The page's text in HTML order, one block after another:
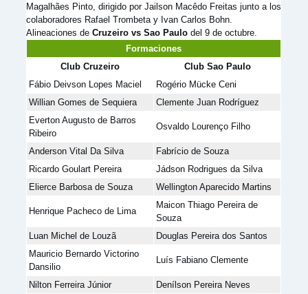
Magalhães Pinto, dirigido por Jailson Macêdo Freitas junto a los
colaboradores Rafael Trombeta y Ivan Carlos Bohn.
Alineaciones de Cruzeiro vs Sao Paulo del 9 de octubre.
Formaciones
Club Cruzeiro
Club Sao Paulo
Fábio Deivson Lopes Maciel
Rogério Mücke Ceni
Willian Gomes de Sequiera
Clemente Juan Rodríguez
Everton Augusto de Barros
Ribeiro
Osvaldo Lourenço Filho
Anderson Vital Da Silva
Fabrício de Souza
Ricardo Goulart Pereira
Jádson Rodrigues da Silva
Elierce Barbosa de Souza
Wellington Aparecido Martins
Henrique Pacheco de Lima
Maicon Thiago Pereira de
Souza
Luan Michel de Louzã
Douglas Pereira dos Santos
Mauricio Bernardo Victorino
Dansilio
Luís Fabiano Clemente
Nilton Ferreira Júnior
Denílson Pereira Neves